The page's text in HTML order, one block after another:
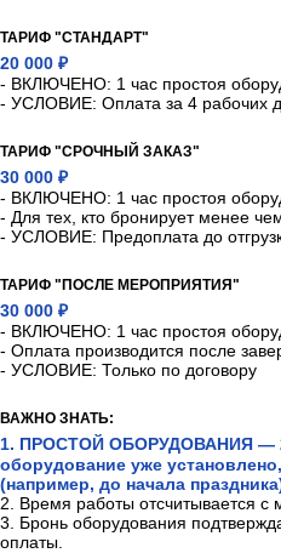
ТАРИФ "СТАНДАРТ"
20 000 ₽
- ВКЛЮЧЕНО: 1 час простоя
- УСЛОВИЕ: Оплата за 4 рабочих
ТАРИФ "СРОЧНЫЙ ЗАКАЗ"
30 000 ₽
- ВКЛЮЧЕНО: 1 час простоя
- Для тех, кто бронирует менее
- УСЛОВИЕ: Предоплата до
ТАРИФ "ПОСЛЕ МЕРОПРИЯТИЯ"
30 000 ₽
- ВКЛЮЧЕНО: 1 час простоя
- Оплата производится после
- УСЛОВИЕ: Только по договору
ВАЖНО ЗНАТЬ:
1. ПРОСТОЙ ОБОРУДОВАНИЯ — 2
оборудование уже
(например, до начала
2. Время работы отсчитывается
3. Бронь оборудования
оплаты.